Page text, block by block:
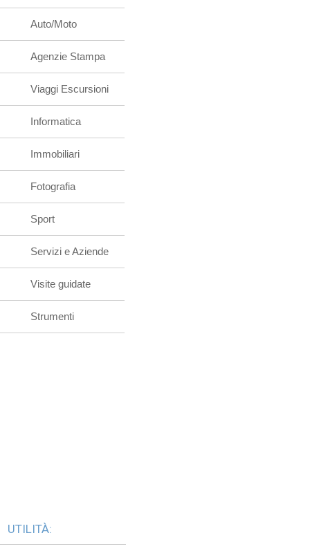
Auto/Moto
Agenzie Stampa
Viaggi Escursioni
Informatica
Immobiliari
Fotografia
Sport
Servizi e Aziende
Visite guidate
Strumenti
UTILITÀ: